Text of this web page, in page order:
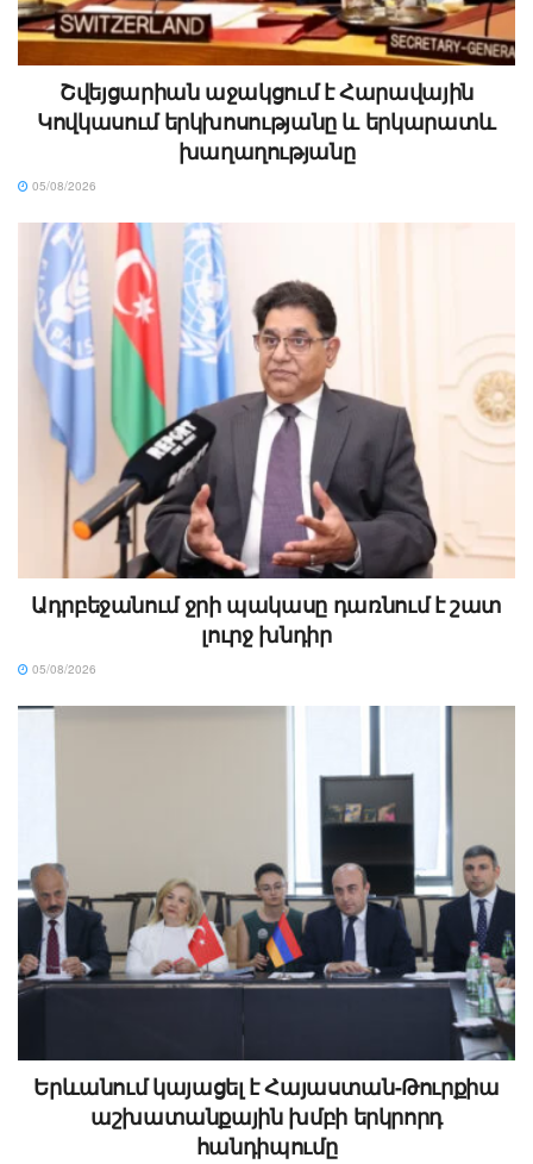
Շվեյցարիան աջակցում է Հարավային
Կովկասում երկխոսությանը և երկարատև
խաղաղությանը
05/08/2026
Ադրբեջանում ջրի պակասը դառնում է շատ
լուրջ խնդիր
05/08/2026
Երևանում կայացել է Հայաստան-Թուրքիա
աշխատանքային խմբի երկրորդ
հանդիպումը